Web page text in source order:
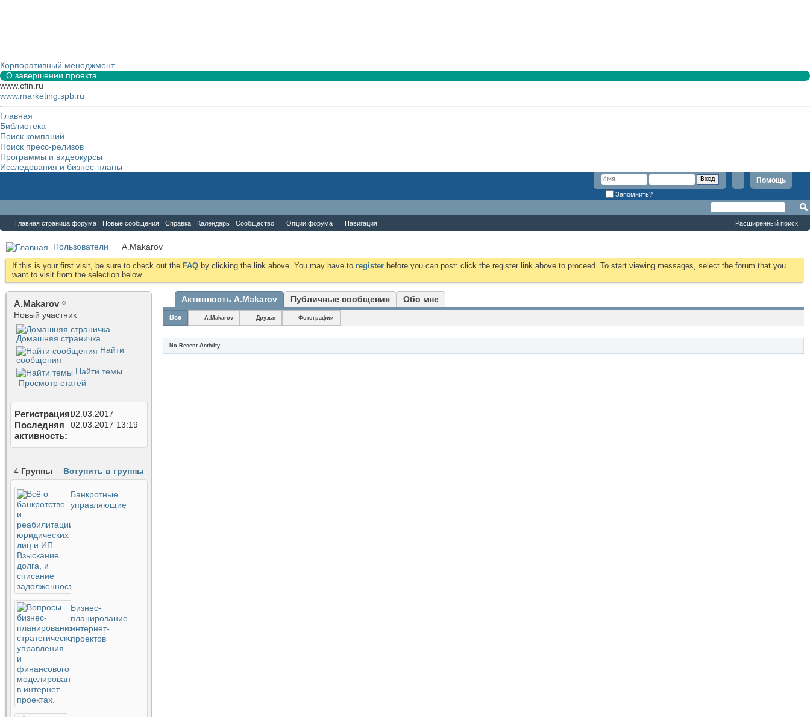
Корпоративный менеджмент
О завершении проекта
www.cfin.ru
www.marketing.spb.ru
Главная
Библиотека
Поиск компаний
Поиск пресс-релизов
Программы и видеокурсы
Исследования и бизнес-планы
Помощь
Запомнить?
Главная страница форума Новые сообщения Справка Календарь Сообщество Опции форума Навигация Расширенный поиск
Пользователи A.Makarov
If this is your first visit, be sure to check out the FAQ by clicking the link above. You may have to register before you can post: click the register link above to proceed. To start viewing messages, select the forum that you
want to visit from the selection below.
A.Makarov
Новый участник
Домашняя страничка
Найти
сообщения
Найти темы
Просмотр статей
Регистрация02.03.2017
Последняя
активность
02.03.2017 13:19
Вступить в группы
4 Группы
Банкротные
управляющие
Бизнес-
планирование
интернет-
проектов
Активность A.Makarov Публичные сообщения Обо мне
Все A.Makarov Друзья Фотографии
No Recent Activity